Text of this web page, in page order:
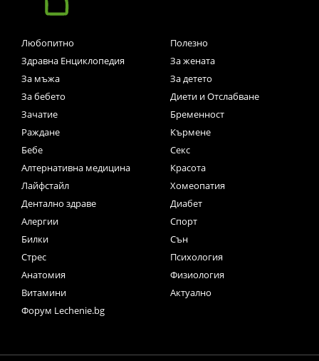
Любопитно
Полезно
Здравна Енциклопедия
За жената
За мъжа
За детето
За бебето
Диети и Отслабване
Зачатие
Бременност
Раждане
Кърмене
Бебе
Секс
Алтернативна медицина
Красота
Лайфстайл
Хомеопатия
Дентално здраве
Диабет
Алергии
Спорт
Билки
Сън
Стрес
Психология
Анатомия
Физиология
Витамини
Актуално
Форум Lechenie.bg